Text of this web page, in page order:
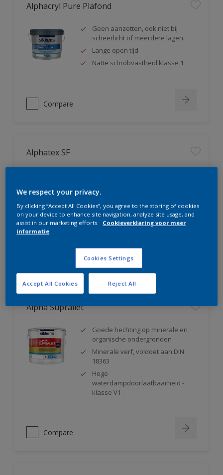
Alphacryl Pure Plafond
Geen aanzetten, ook niet bij
scheerlicht of meerdere lagen.
Lange open tijd
Natte schrobvastheid klasse 1
Compare
Alphatex SF
Hoge dekkracht. Klasse 1 volgens
DIN EN 13300
Natte schrobvastheid klasse 1
Alpha Supraliet
Goede hechting op minerale en
organische ondergronden
Minerale verf, voldoet aan DIN
18363
Hoge
waterdampdoorlaatbaarheid -
klasse V1
Compare
We respect your privacy.
By clicking “Accept All Cookies”, you agree to the storing of cookies
on your device to enhance site navigation, analyze site usage, and
assist in our marketing efforts.
Cookieverklaring voor meer
informatie
Cookies Settings
Reject All
Accept All Cookies